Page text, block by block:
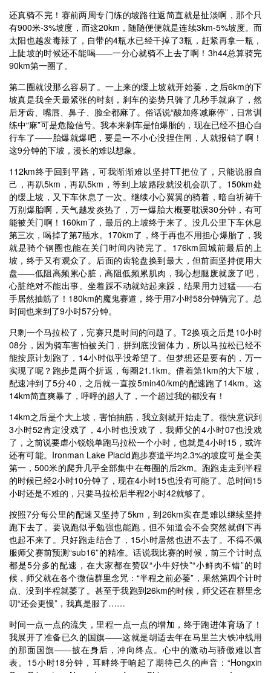
还真骑不完！赛前两周专门练的坡路往返简直就是扯淡啊，那个只
有900米-3%坡度，而这20km，随随便便就是连续3km-5%坡度。而
太阳也越发毒辣了，自带的4瓶水已经干掉了3瓶，赶紧再拿一瓶，
上陡坡的时候还不能喝——一分心就骑不上去了啊！3h44总算骑完
90km第一圈了。
第二圈就没那么容易了。一上来的缓上坡就开始萎，之后6km的下
坡真是我全天最紧张的时刻，刹车的姿势只骑了几秒手就麻了，然
后牙齿、嘴唇、鼻子、脸全都麻了。俗话说“酸加疼减麻停”，日常训
练中“麻”可是危险信号。我本来刹车是怕爆胎的，现在已经不担心自
行车了——胎爆就爆吧，要是一不小心没捏住闸，人就报销了啊！
这9分钟的下坡，漫长的难以想象。
112km终于回到平路，可我渐渐难以坚持TT把位了，只能说服自
己，再趴5km，再趴5km，等到上坡路段就没机会趴了。150km处
的缓上坡，又下车休息了一次。继续小心翼翼的骑着，暗自祈祷千
万别爆胎啊，天气越发炎热了，万一爆胎大概要耽误30分钟，有可
能被关门啊！160km了，最后的上坡终于来了。没几公里下车休息
第三次，喝掉了第7瓶水。170km了，终于再也不用担心爆胎了，我
就是骑个钢圈也能在关门时间内骑完了。176km回城前最后的上
坡，终于又有观众了。后面的齿轮盘换到最大，但前面坚持使用大
盘——低阻高频累心脏，高阻低频累肌肉，我心想腿废就废了吧，
心脏绝对不能出事。坐着踩不动就站起来踩，结果用力过猛——右
手居然抽筋了！180km的魔鬼赛道，终于用7小时58分钟骑完了。总
时间也来到了9小时57分钟。
只剩一个马拉松了，完赛只是时间的问题了。T2换项之后是10小时
08分，因为骑车害怕被关门，拼到底没留体力，所以马拉松已经不
能按原计划跑了，14小时似乎没希望了。但梦想还是要有的，万一
实现了呢？跑步是两个折返，每圈21.1km。借着第1km的大下坡，
配速冲到了5分40，之后就一直按5min40/km的配速跑了14km。这
14km简直爽暴了，呼呼的超人了，一个超过我的都没有！
14km之后是个大上坡，害怕抽筋，我立刻就开始走了。很快意识到
3小时52肯定没戏了，4小时也没戏了，我师父的4小时07也没戏
了，之前说要虐小锐锐单跑马拉松一个小时，也就是4小时15，或许
还有可能。Ironman Lake Placid跑步赛道平均2.3%的坡度可是全美
第一，500米的爬升几乎全部集中在每圈的后2km。跑跑走走到半程
的时候已经2小时10分钟了，现在4小时15也没有可能了。总时间15
小时还是不难的，只要马拉松后半程2小时42就够了。
按照7分每公里的配速又坚持了5km，到26km实在是难以继续坚持
跑下去了。要说跑似乎勉强也能跑，但不知道会不会突然就倒下再
也起不来了。只好跑走结合了，15小时居然也进不去了。不得不佩
服师父赛前预测“sub16”的精准。话说我比赛的时候，前三个计时点
都是5分多的配速，在大家都在赞叹“小牛好快”“小鲜肉不错”的时
候，师父就在各个微信群里念咒：“半程之前必萎”，果然第四个计时
点、没到半程就萎了。甚至于我跑到26km的时候，师父还在群里念
叨“还会更慢”，我真是服了……
时间一点一点的流失，里程一点一点的增加，终于跑进体育场了！
我展开了准备已久的国旗——这就是胡适去年在马里兰大铁冲线用
的那面国旗——披在身后，冲向终点。心中的激动与骄傲难以言
表。15小时18分钟，耳畔终于响起了期待已久的声音：“Hongxin